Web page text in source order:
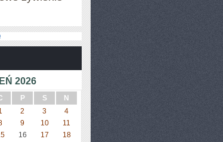
2026
P S
N
2 3
4
9 10
11
16 17
18